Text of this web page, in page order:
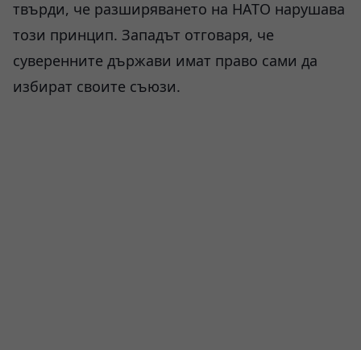
твърди, че разширяването на НАТО нарушава
този принцип. Западът отговаря, че
суверенните държави имат право сами да
избират своите съюзи.